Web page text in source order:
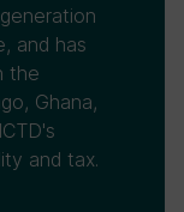
and has
the
Ghana,
and tax.